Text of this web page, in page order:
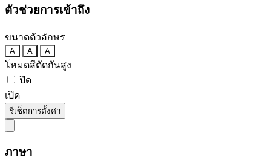
ตัวช่วยการเข้าถึง
ขนาดตัวอักษร
A A A
โหมดสีตัดกันสูง
ปิด
เปิด
รีเซ็ตการตั้งค่า
ภาษา